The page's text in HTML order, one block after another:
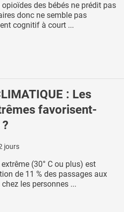
opioïdes des bébés ne prédit pas
donc ne semble pas
cognitif à court ...
: Les
favorisent-
jours
(30° C ou plus) est
de 11 % des passages aux
les personnes ...